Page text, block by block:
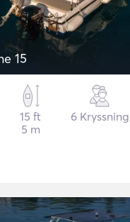
Assos Marine 15
15 ft
5 m
6 Kryssning